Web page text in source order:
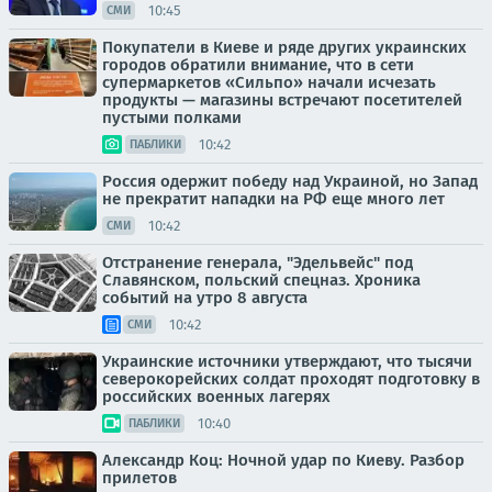
СМИ 10:45
Покупатели в Киеве и ряде других украинских
городов обратили внимание, что в сети
супермаркетов «Сильпо» начали исчезать
продукты — магазины встречают посетителей
пустыми полками
ПАБЛИКИ 10:42
Россия одержит победу над Украиной, но Запад
не прекратит нападки на РФ еще много лет
СМИ 10:42
Отстранение генерала, "Эдельвейс" под
Славянском, польский спецназ. Хроника
событий на утро 8 августа
СМИ 10:42
Украинские источники утверждают, что тысячи
северокорейских солдат проходят подготовку в
российских военных лагерях
ПАБЛИКИ 10:40
Александр Коц: Ночной удар по Киеву. Разбор
прилетов